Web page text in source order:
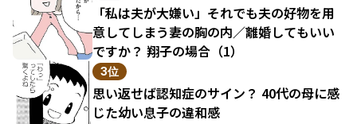
「私は夫が大嫌い」それでも夫の好物を用
意してしまう妻の胸の内／離婚してもいい
ですか？ 翔子の場合（1）
3位
思い返せば認知症のサイン？ 40代の母に感
じた幼い息子の違和感